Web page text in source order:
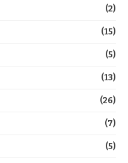
(2)
(15)
(5)
(13)
(26)
(7)
(5)